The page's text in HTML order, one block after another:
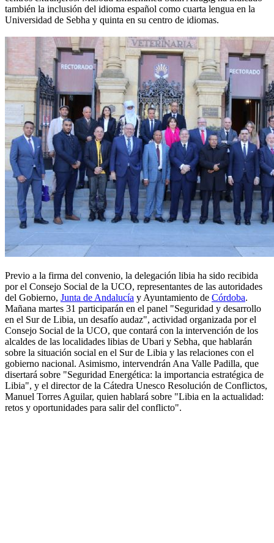
también la inclusión del idioma español como cuarta lengua en la
Universidad de Sebha y quinta en su centro de idiomas.
Previo a la firma del convenio, la delegación libia ha sido recibida
por el Consejo Social de la UCO, representantes de las autoridades
del Gobierno, Junta de Andalucía y Ayuntamiento de Córdoba.
Mañana martes 31 participarán en el panel "Seguridad y desarrollo
en el Sur de Libia, un desafío audaz", actividad organizada por el
Consejo Social de la UCO, que contará con la intervención de los
alcaldes de las localidades libias de Ubari y Sebha, que hablarán
sobre la situación social en el Sur de Libia y las relaciones con el
gobierno nacional. Asimismo, intervendrán Ana Valle Padilla, que
disertará sobre "Seguridad Energética: la importancia estratégica de
Libia", y el director de la Cátedra Unesco Resolución de Conflictos,
Manuel Torres Aguilar, quien hablará sobre "Libia en la actualidad:
retos y oportunidades para salir del conflicto".